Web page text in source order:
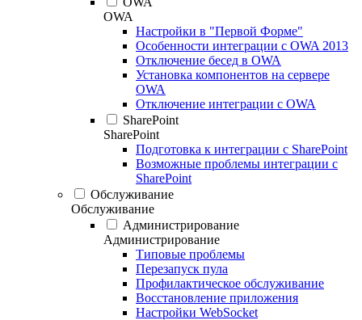
OWA
Настройки в "Первой Форме"
Особенности интеграции с OWA 2013
Отключение бесед в OWA
Установка компонентов на сервере
OWA
Отключение интеграции с OWA
SharePoint
SharePoint
Подготовка к интеграции с SharePoint
Возможные проблемы интеграции с
SharePoint
Обслуживание
Обслуживание
Администрирование
Администрирование
Типовые проблемы
Перезапуск пула
Профилактическое обслуживание
Восстановление приложения
Настройки WebSocket